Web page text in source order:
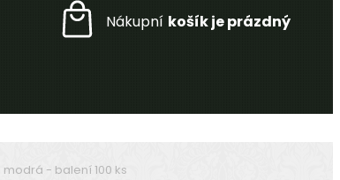
modrá - balení 100 ks